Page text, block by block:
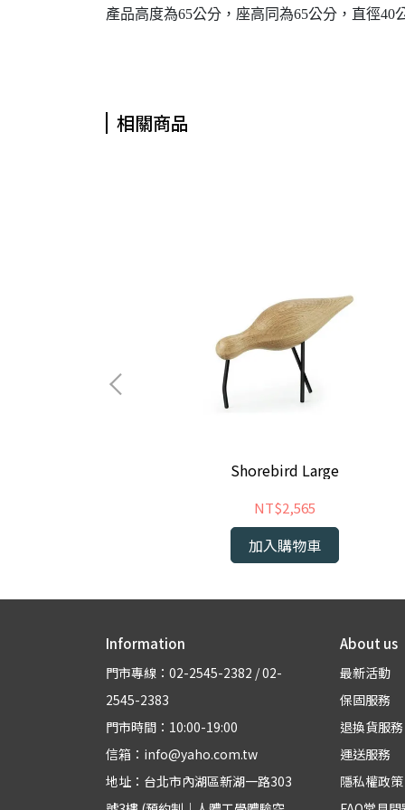
產品高度為65公分，座高同為65公分，直徑
相關商品
Shorebird Large
NT$2,565
加入購物車
Information
門市專線：02-2545-2382 / 02-
2545-2383
門市時間：10:00-19:00
信箱：info@yaho.com.tw
地址：台北市內湖區新湖一路303
About us
最新活動
保固服務
退換貨服務
運送服務
隱私權政策